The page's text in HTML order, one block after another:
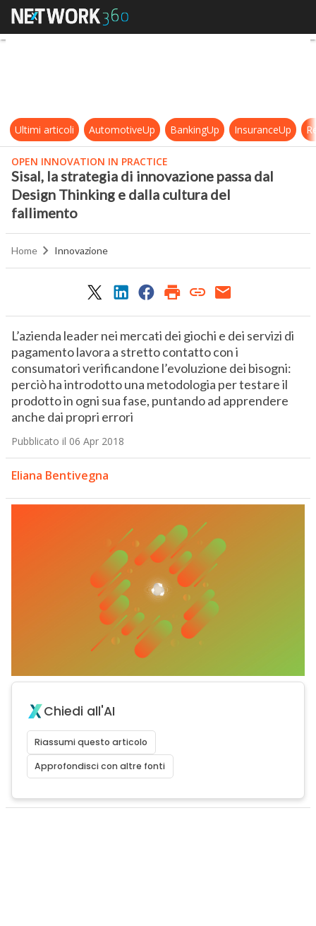
Sisal, la strategia di innovazione
Ultimi articoli AutomotiveUp BankingUp InsuranceUp
OPEN INNOVATION IN PRACTICE
Sisal, la strategia di innovazione passa dal
Design Thinking e dalla cultura del
fallimento
Home Innovazione
L’azienda leader nei mercati dei giochi e dei servizi di
pagamento lavora a stretto contatto con i
consumatori verificandone l’evoluzione dei bisogni:
perciò ha introdotto una metodologia per testare il
prodotto in ogni sua fase, puntando ad apprendere
anche dai propri errori
Pubblicato il 06 Apr 2018
Eliana Bentivegna
Chiedi all'AI
Riassumi questo articolo
Approfondisci con altre fonti